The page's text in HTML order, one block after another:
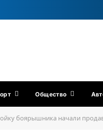
Общество
боярышника начали